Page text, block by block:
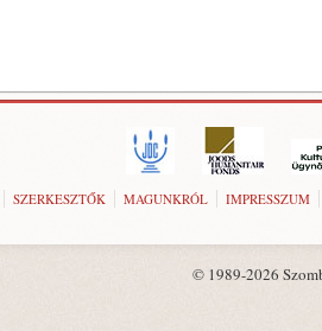
SZERKESZTŐK MAGUNKRÓL IMPRESSZUM
© 1989-2026